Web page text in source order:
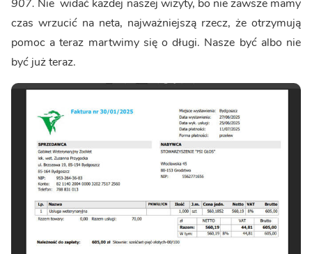
907. Nie widać każdej naszej wizyty, bo nie zawsze mamy
czas wrzucić na neta, najważniejszą rzecz, że otrzymują
pomoc a teraz martwimy się o długi. Nasze być albo nie
być już teraz.